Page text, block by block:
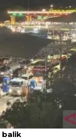
Cikatama
balik